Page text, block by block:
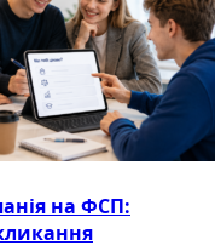
на ФСП: